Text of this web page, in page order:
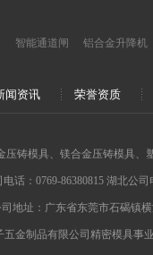
智能通道闸 铝合金升降机
闻资讯 荣誉资质
压铸模具、镁合金压铸模具、
话：0769-86380815 湖北公
司地址：广东省东莞市石碣镇
五金制品有限公司精密模具事